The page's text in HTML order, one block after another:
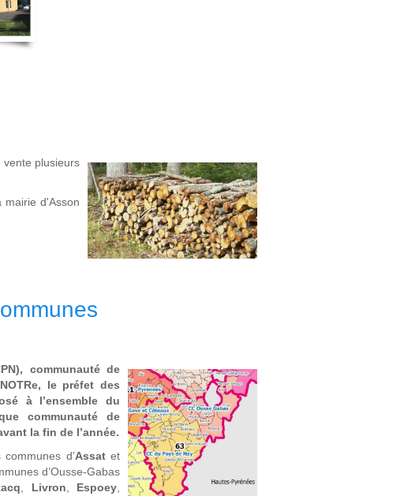
vente plusieurs
d'Asson
communauté de
le préfet des
à l’ensemble du
communauté de
la fin de l’année.
d’Assatet
d’Ousse-Gabas
Livron Espoey